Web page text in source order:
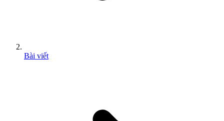
Bài viết